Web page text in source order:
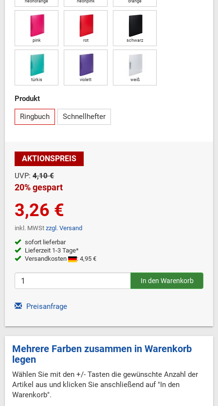
neonorange neonpink orange
pink rot schwarz
türkis violett weiß
Produkt
Ringbuch Schnellhefter
AKTIONSPREIS
UVP: 4,10 €
20% gespart
3,26 €
inkl. MWSt zzgl. Versand
sofort lieferbar
Lieferzeit 1-3 Tage*
Versandkosten
: 4,95 €
Preisanfrage
Mehrere Farben zusammen in Warenkorb
legen
Wählen Sie mit den +/- Tasten die gewünschte Anzahl der
Artikel aus und klicken Sie anschließend auf "In den
Warenkorb".